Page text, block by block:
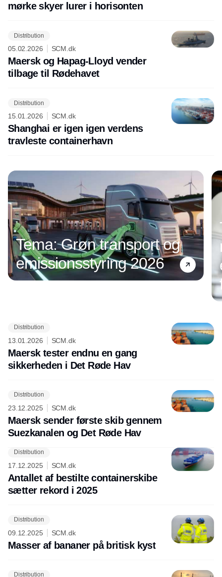
mørke skyer lurer i horisonten
Distribution
05.02.2026 SCM.dk
Maersk og Hapag-Lloyd vender
tilbage til Rødehavet
Distribution
15.01.2026 SCM.dk
Shanghai er igen igen verdens
travleste containerhavn
Tema: Grøn transport og
emissionsstyring 2026
Distribution
13.01.2026 SCM.dk
Maersk tester endnu en gang
sikkerheden i Det Røde Hav
Distribution
23.12.2025 SCM.dk
Maersk sender første skib gennem
Suezkanalen og Det Røde Hav
Distribution
17.12.2025 SCM.dk
Antallet af bestilte containerskibe
sætter rekord i 2025
Distribution
09.12.2025 SCM.dk
Masser af bananer på britisk kyst
Distribution